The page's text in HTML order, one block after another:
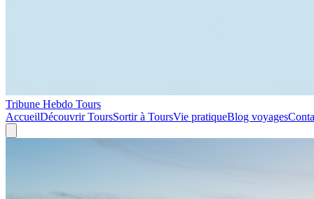
Tribune Hebdo Tours
AccueilDécouvrir ToursSortir à ToursVie pratiqueBlog voyages